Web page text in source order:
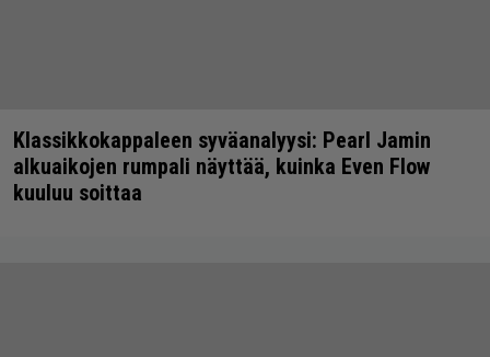
Klassikkokappaleen syväanalyysi: Pearl Jamin
alkuaikojen rumpali näyttää, kuinka Even Flow
kuuluu soittaa